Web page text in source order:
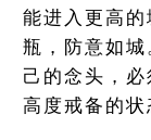
能进入更高
瓶，防意如城
己的念头，
高度戒备的状